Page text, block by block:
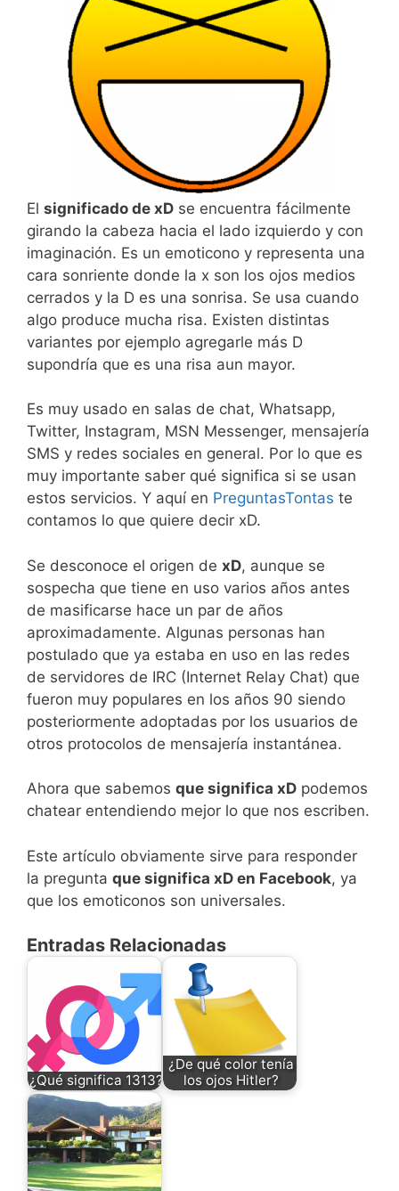
El significado de xD se encuentra fácilmente
girando la cabeza hacia el lado izquierdo y con
imaginación. Es un emoticono y representa una
cara sonriente donde la x son los ojos medios
cerrados y la D es una sonrisa. Se usa cuando
algo produce mucha risa. Existen distintas
variantes por ejemplo agregarle más D
supondría que es una risa aun mayor.
Es muy usado en salas de chat, Whatsapp,
Twitter, Instagram, MSN Messenger, mensajería
SMS y redes sociales en general. Por lo que es
muy importante saber qué significa si se usan
estos servicios. Y aquí en PreguntasTontas te
contamos lo que quiere decir xD.
Se desconoce el origen de xD, aunque se
sospecha que tiene en uso varios años antes
de masificarse hace un par de años
aproximadamente. Algunas personas han
postulado que ya estaba en uso en las redes
de servidores de IRC (Internet Relay Chat) que
fueron muy populares en los años 90 siendo
posteriormente adoptadas por los usuarios de
otros protocolos de mensajería instantánea.
Ahora que sabemos que significa xD podemos
chatear entendiendo mejor lo que nos escriben.
Este artículo obviamente sirve para responder
la pregunta que significa xD en Facebook, ya
que los emoticonos son universales.
Entradas Relacionadas
¿Qué significa 1313?
¿De qué color tenía
los ojos Hitler?